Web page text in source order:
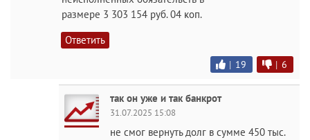
размере 3 303 154 руб. 04 коп.
Ответить
| 19 | 6
так он уже и так банкрот
31.07.2025 15:08
не смог вернуть долг в сумме 450 тыс.